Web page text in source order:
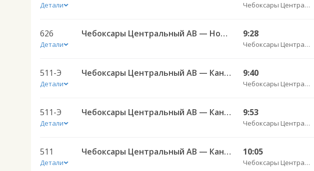
Детали Чебоксары Центральный АВ
626
Детали
Чебоксары Центральный АВ — Новые Мураты д. ч/з Комсомольское с. ДКП 626 9:28
Чебоксары Центральный АВ
511-Э
Детали
Чебоксары Центральный АВ — Канаш АВ 511-ЭЭ 9:40
Чебоксары Центральный АВ
511-Э
Детали
Чебоксары Центральный АВ — Канаш АВ 511-ЭЭ 9:53
Чебоксары Центральный АВ
511
Детали
Чебоксары Центральный АВ — Канаш АВ 511 10:05
Чебоксары Центральный АВ